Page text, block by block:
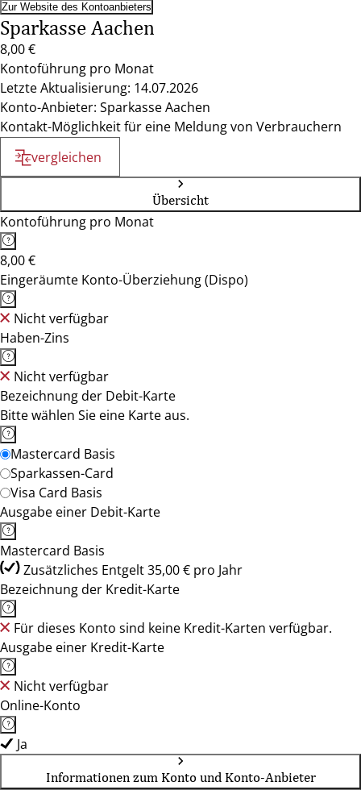
Zur Website des Kontoanbieters
Sparkasse Aachen
8,00 €
Kontoführung pro Monat
Letzte Aktualisierung: 14.07.2026
Konto-Anbieter: Sparkasse Aachen
Kontakt-Möglichkeit für eine Meldung von Verbrauchern
vergleichen
Übersicht
Kontoführung pro Monat
8,00 €
Eingeräumte Konto-Überziehung (Dispo)
Nicht verfügbar
Haben-Zins
Nicht verfügbar
Bezeichnung der Debit-Karte
Bitte wählen Sie eine Karte aus.
Mastercard Basis
Sparkassen-Card
Visa Card Basis
Ausgabe einer Debit-Karte
Mastercard Basis
Zusätzliches Entgelt 35,00 € pro Jahr
Bezeichnung der Kredit-Karte
Für dieses Konto sind keine Kredit-Karten verfügbar.
Ausgabe einer Kredit-Karte
Nicht verfügbar
Online-Konto
Ja
Informationen zum Konto und Konto-Anbieter